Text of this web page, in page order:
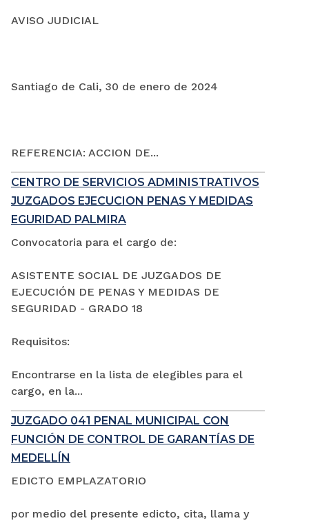
AVISO JUDICIAL
Santiago de Cali, 30 de enero de 2024
REFERENCIA: ACCION DE...
CENTRO DE SERVICIOS ADMINISTRATIVOS
JUZGADOS EJECUCION PENAS Y MEDIDAS
EGURIDAD PALMIRA
Convocatoria para el cargo de:
ASISTENTE SOCIAL DE JUZGADOS DE
EJECUCIÓN DE PENAS Y MEDIDAS DE
SEGURIDAD - GRADO 18
Requisitos:
Encontrarse en la lista de elegibles para el
cargo, en la...
JUZGADO 041 PENAL MUNICIPAL CON
FUNCIÓN DE CONTROL DE GARANTÍAS DE
MEDELLÍN
EDICTO EMPLAZATORIO
por medio del presente edicto, cita, llama y